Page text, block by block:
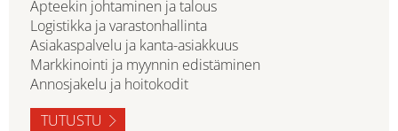
Apteekin johtaminen ja talous
Logistikka ja varastonhallinta
Asiakaspalvelu ja kanta-asiakkuus
Markkinointi ja myynnin edistäminen
Annosjakelu ja hoitokodit
TUTUSTU